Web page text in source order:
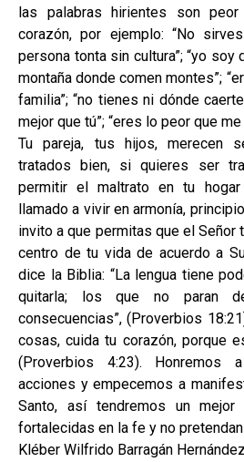
las palabras hirientes son
corazón, por ejemplo: “No
persona tonta sin cultura”; “yo soy
montaña donde comen montes”;
familia”; “no tienes ni dónde
mejor que tú”; “eres lo peor que
Tu pareja, tus hijos, merecen
tratados bien, si quieres ser
permitir el maltrato en tu
llamado a vivir en armonía,
invito a que permitas que el Señor
centro de tu vida de acuerdo a
dice la Biblia: “La lengua tiene
quitarla; los que no paran
consecuencias”, (Proverbios
cosas, cuida tu corazón, porque
(Proverbios 4:23). Honremos
acciones y empecemos a
Santo, así tendremos un mejor
fortalecidas en la fe y no
Kléber Wilfrido Barragán Hernández